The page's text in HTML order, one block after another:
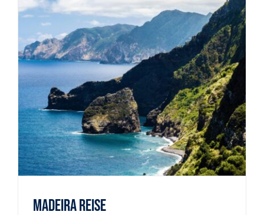
Madeira Reise
Reiselust
Madeira Reise